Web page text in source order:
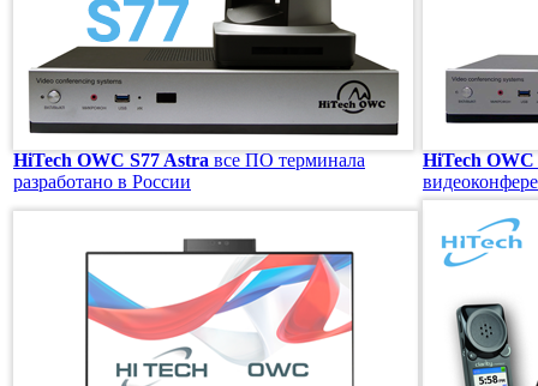
HiTech OWC S77 Astra все ПО терминала
разработано в России
HiTech